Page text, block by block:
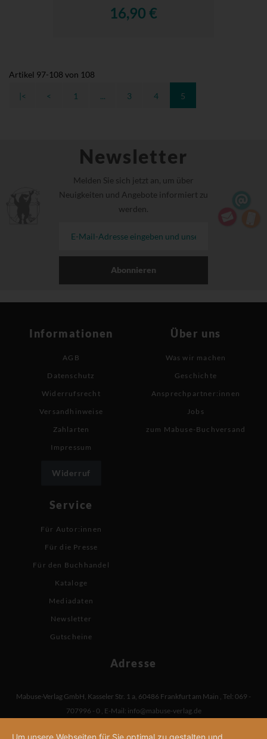
16,90 €
Artikel 97-108 von 108
|< < 1 ... 3 4 5
Newsletter
Melden Sie sich jetzt an, um über
Neuigkeiten und Angebote informiert zu
werden.
Abonnieren
Informationen
AGB
Datenschutz
Widerrufsrecht
Versandhinweise
Zahlarten
Impressum
Widerruf
Über uns
Was wir machen
Geschichte
Ansprechpartner:innen
Jobs
zum Mabuse-Buchversand
Service
Für Autor:innen
Für die Presse
Für den Buchhandel
Kataloge
Mediadaten
Newsletter
Gutscheine
Adresse
Mabuse-Verlag GmbH Kasseler Str. 1 a 60486 Frankfurt am Main Tel: 069 -
707996 - 0 E-Mail: info@mabuse-verlag.de
Um unsere Webseiten für Sie optimal zu gestalten und